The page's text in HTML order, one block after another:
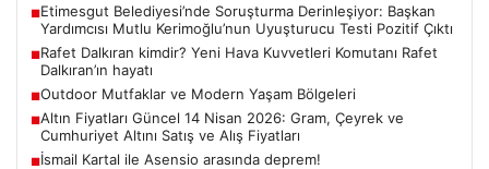
■Etimesgut Belediyesi’nde Soruşturma Derinleşiyor: Başkan
Yardımcısı Mutlu Kerimoğlu’nun Uyuşturucu Testi Pozitif Çıktı
■Rafet Dalkıran kimdir? Yeni Hava Kuvvetleri Komutanı Rafet
Dalkıran’ın hayatı
■Outdoor Mutfaklar ve Modern Yaşam Bölgeleri
■Altın Fiyatları Güncel 14 Nisan 2026: Gram, Çeyrek ve
Cumhuriyet Altını Satış ve Alış Fiyatları
■İsmail Kartal ile Asensio arasında deprem!